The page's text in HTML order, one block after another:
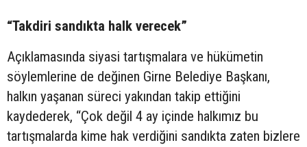
“Takdiri sandıkta halk verecek”
Açıklamasında siyasi tartışmalara ve hükümetin
söylemlerine de değinen Girne Belediye Başkanı,
halkın yaşanan süreci yakından takip ettiğini
kaydederek, “Çok değil 4 ay içinde halkımız bu
tartışmalarda kime hak verdiğini sandıkta zaten bizlere